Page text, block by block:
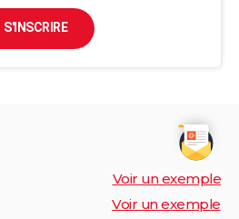
S'INSCRIRE
Voir un exemple
Voir un exemple